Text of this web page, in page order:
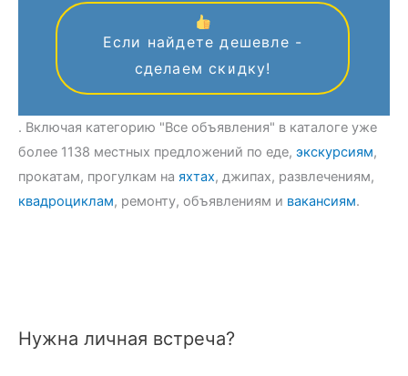
Нужна личная встреча?
Если найдете дешевле -
сделаем скидку!
. Включая категорию "Все объявления" в каталоге уже
более 1138 местных предложений по еде, экскурсиям,
прокатам, прогулкам на яхтах, джипах, развлечениям,
квадроциклам, ремонту, объявлениям и вакансиям.